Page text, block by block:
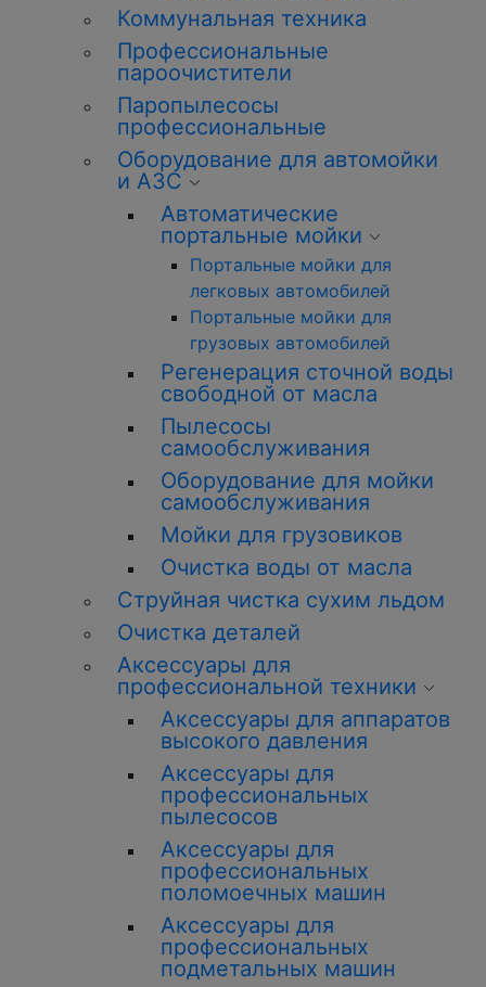
Коммунальная техника
Профессиональные
пароочистители
Паропылесосы
профессиональные
Оборудование для автомойки
и АЗС
Автоматические
портальные мойки
Портальные мойки для
легковых автомобилей
Портальные мойки для
грузовых автомобилей
Регенерация сточной воды
свободной от масла
Пылесосы
самообслуживания
Оборудование для мойки
самообслуживания
Мойки для грузовиков
Очистка воды от масла
Струйная чистка сухим льдом
Очистка деталей
Аксессуары для
профессиональной техники
Аксессуары для аппаратов
высокого давления
Аксессуары для
профессиональных
пылесосов
Аксессуары для
профессиональных
поломоечных машин
Аксессуары для
профессиональных
подметальных машин